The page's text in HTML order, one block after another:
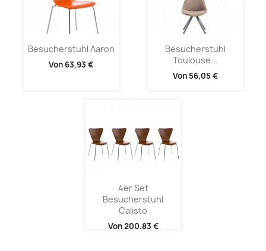
Besucherstuhl Aaron
Von 63,93 €
Besucherstuhl
Toulouse...
Von 56,05 €
4er Set
Besucherstuhl
Calisto
Von200,83 €